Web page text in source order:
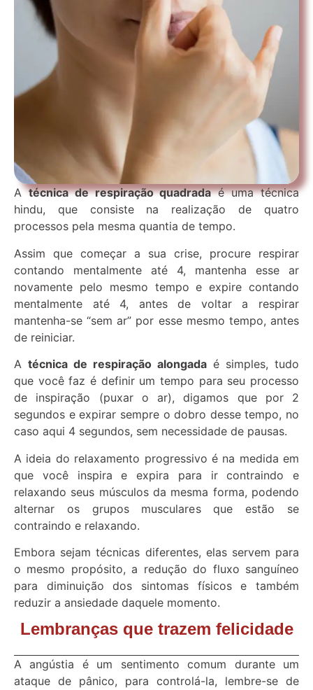
Atécnica de respiração quadradaé uma técnica
hindu, que consiste na realização de quatro
processos pela mesma quantia de tempo.
Assim que começar a sua crise, procure respirar
contando mentalmente até 4, mantenha esse ar
novamente pelo mesmo tempo e expire contando
mentalmente até 4, antes de voltar a respirar
mantenha-se “sem ar” por esse mesmo tempo, antes
de reiniciar.
A técnica de respiração alongada é simples, tudo
que você faz é definir um tempo para seu processo
de inspiração (puxar o ar), digamos que por 2
segundos e expirar sempre o dobro desse tempo, no
caso aqui 4 segundos, sem necessidade de pausas.
A ideia do relaxamento progressivo é na medida em
que você inspira e expira para ir contraindo e
relaxando seus músculos da mesma forma, podendo
alternar os grupos musculares que estão se
contraindo e relaxando.
Embora sejam técnicas diferentes, elas servem para
o mesmo propósito, a redução do fluxo sanguíneo
para diminuição dos sintomas físicos e também
reduzir a ansiedade daquele momento.
Lembranças que trazem felicidade
A angústia é um sentimento comum durante um
ataque de pânico, para controlá-la, lembre-se de